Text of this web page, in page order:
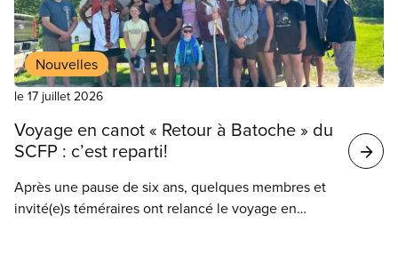
Nouvelles
le 17 juillet 2026
Voyage en canot « Retour à Batoche » du
SCFP : c’est reparti!
Après une pause de six ans, quelques membres et
invité(e)s téméraires ont relancé le voyage en